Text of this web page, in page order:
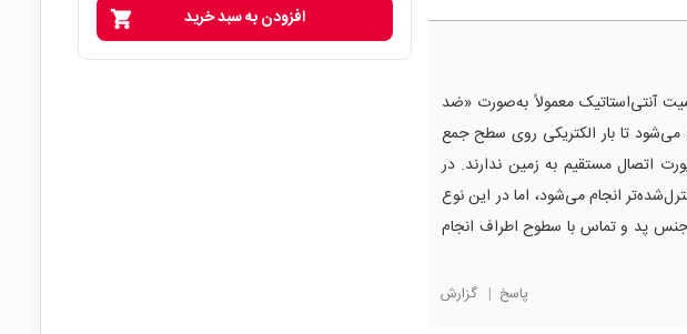
آنتی‌استاتیک معمولاً به‌صورت «ضد
می‌شود تا بار الکتریکی روی سطح جمع
اتصال مستقیم به زمین ندارند. در
انجام می‌شود، اما در این نوع
پد و تماس با سطوح اطراف انجام
پاسخ | گزارش
shopping_cart افزودن به سبد خرید